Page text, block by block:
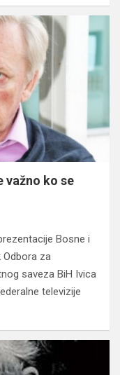
važno ko se
Bosne i
Odbora za
saveza BiH Ivica
televizije